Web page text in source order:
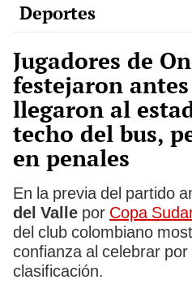
Deportes
Jugadores de
festejaron
llegaron al
techo del bus,
en penales
En la previa del partido
del Valle por Copa
del club colombiano
confianza al celebrar
clasificación.